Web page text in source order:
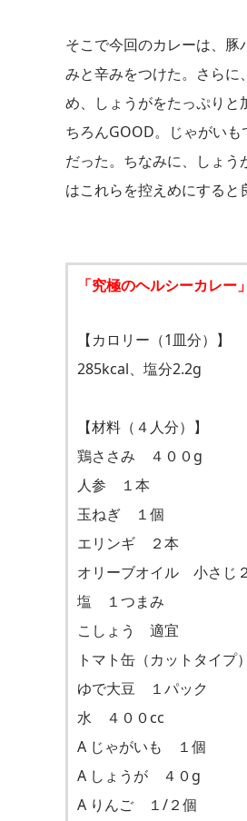
そこで今回のカレーは、
みと辛みをつけた。さらに
め、しょうがをたっぷりと
ちろんGOOD。じゃがい
だった。ちなみに、しょ
はこれらを控えめにすると
「究極のヘルシーカレー」
【カロリー（1皿分）】
285kcal、塩分2.2g
【材料（４人分）】
鶏ささみ ４００g
人参 １本
玉ねぎ １個
エリンギ ２本
オリーブオイル 小さじ２
塩 １つまみ
こしょう 適宜
トマト缶（カットタイ
ゆで大豆 １パック
水 ４００cc
A じゃがいも １個
A しょうが ４０g
A りんご １/２個